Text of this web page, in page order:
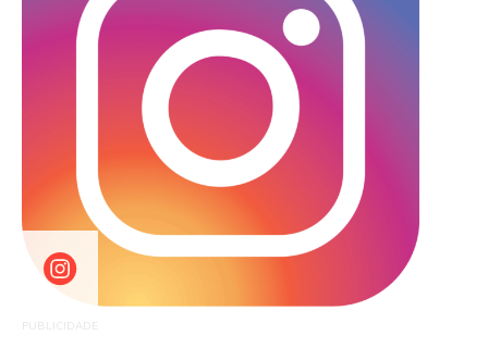
PUBLICIDADE